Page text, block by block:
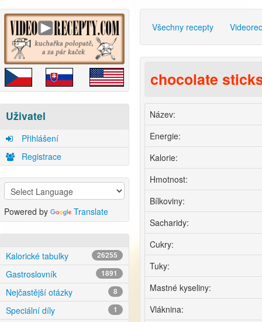
Uživatel
Přihlášení
Registrace
Powered by Translate
Kalorické tabulky 26255
Gastroslovník 1891
Nejčastější otázky 8
Speciální díly 1
Všechny recepty
chocolate
Název:
Energie:
Kalorie:
Hmotnost:
Bílkoviny:
Sacharidy:
Cukry:
Tuky:
Mastné kyseliny:
Vláknina: